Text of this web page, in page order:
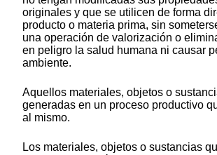
originales y que se utilicen de forma
producto o materia prima, sin
una operación de valorización o
en peligro la salud humana ni causar
ambiente.
Aquellos materiales, objetos o
generadas en un proceso productivo
al mismo.
Los materiales, objetos o sustancias